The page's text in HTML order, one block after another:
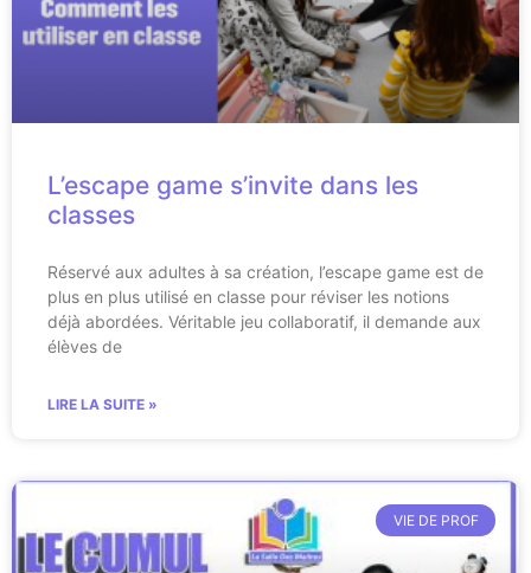
L’escape game s’invite dans les
classes
Réservé aux adultes à sa création, l’escape game est de
plus en plus utilisé en classe pour réviser les notions
déjà abordées. Véritable jeu collaboratif, il demande aux
élèves de
LIRE LA SUITE »
VIE DE PROF